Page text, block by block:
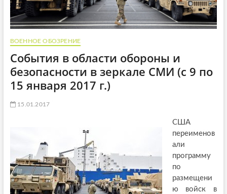
ВОЕННОЕ ОБОЗРЕНИЕ
События в области обороны и
безопасности в зеркале СМИ (с 9 по
15 января 2017 г.)
15.01.2017
США
переименов
али
программу
по
размещени
ю войск в